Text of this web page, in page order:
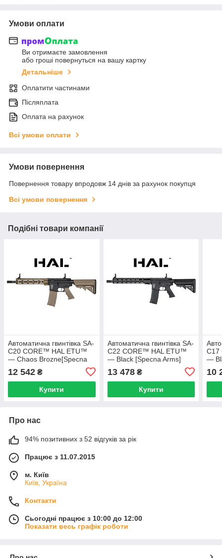
Умови оплати
Ви отримаєте замовлення
або гроші повернуться на вашу картку
Детальніше
Оплатити частинами
Післяплата
Оплата на рахунок
Всі умови оплати
Умови повернення
Повернення товару впродовж 14 днів за рахунок покупця
Всі умови повернення
Подібні товари компанії
Автоматична гвинтівка SA-
C20 CORE™ HAL ETU™
— Chaos Brozne[Specna
12 542 ₴
Купити
Автоматична гвинтівка SA-
C22 CORE™ HAL ETU™
— Black [Specna Arms]
13 478₴
Купити
C17
—
10
Про нас
94% позитивних з 52 відгуків за рік
Працює з 11.07.2015
м. Київ
Київ, Україна
Контакти
Сьогодні працює з 10:00 до 12:00
Показати весь графік роботи